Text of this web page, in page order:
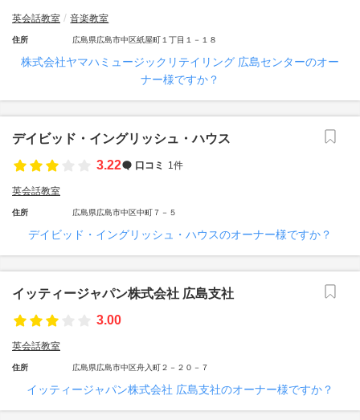
英会話教室 音楽教室
住所 広島県広島市中区紙屋町１丁目１－１８
株式会社ヤマハミュージックリテイリング 広島センターのオー
ナー様ですか？
デイビッド・イングリッシュ・ハウス
3.22
口コミ 1件
英会話教室
住所 広島県広島市中区中町７－５
デイビッド・イングリッシュ・ハウスのオーナー様ですか？
イッティージャパン株式会社 広島支社
3.00
英会話教室
住所 広島県広島市中区舟入町２－２０－７
イッティージャパン株式会社 広島支社のオーナー様ですか？